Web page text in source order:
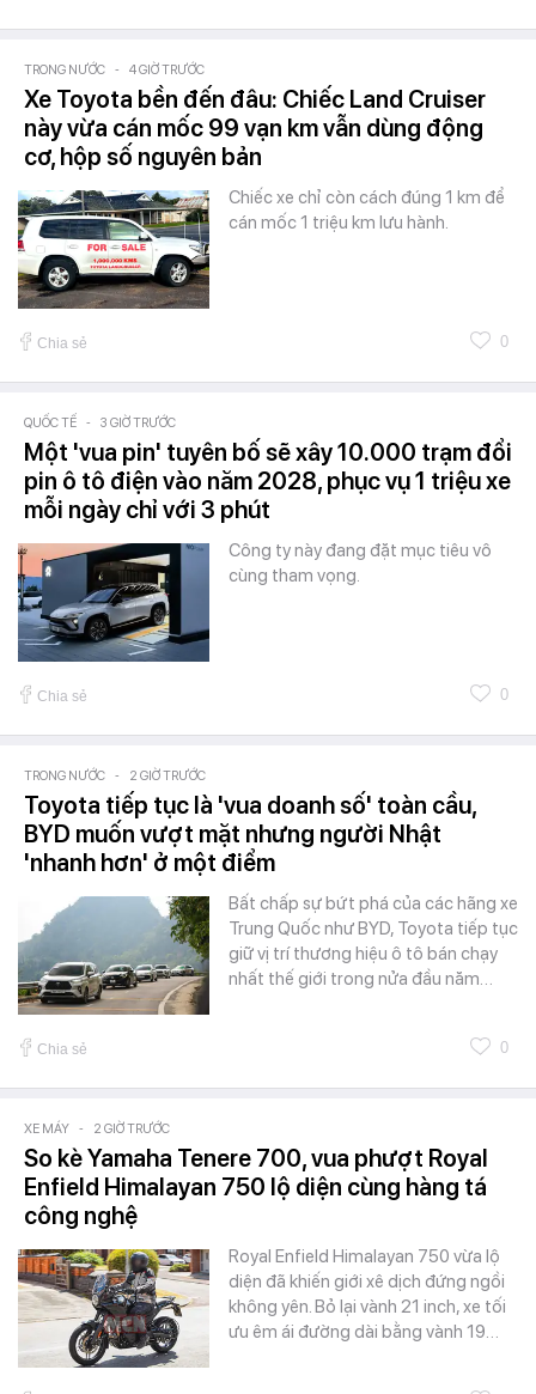
TRONG NƯỚC - 4 GIỜ TRƯỚC
Xe Toyota bền đến đâu: Chiếc Land Cruiser
này vừa cán mốc 99 vạn km vẫn dùng động
cơ, hộp số nguyên bản
Chiếc xe chỉ còn cách đúng 1 km để
cán mốc 1 triệu km lưu hành.
Chia sẻ 0
QUỐC TẾ - 3 GIỜ TRƯỚC
Một 'vua pin' tuyên bố sẽ xây 10.000 trạm đổi
pin ô tô điện vào năm 2028, phục vụ 1 triệu xe
mỗi ngày chỉ với 3 phút
Công ty này đang đặt mục tiêu vô
cùng tham vọng.
Chia sẻ 0
TRONG NƯỚC - 2 GIỜ TRƯỚC
Toyota tiếp tục là 'vua doanh số' toàn cầu,
BYD muốn vượt mặt nhưng người Nhật
'nhanh hơn' ở một điểm
Bất chấp sự bứt phá của các hãng xe
Trung Quốc như BYD, Toyota tiếp tục
giữ vị trí thương hiệu ô tô bán chạy
nhất thế giới trong nửa đầu năm…
Chia sẻ 0
XE MÁY - 2 GIỜ TRƯỚC
So kè Yamaha Tenere 700, vua phượt Royal
Enfield Himalayan 750 lộ diện cùng hàng tá
công nghệ
Royal Enfield Himalayan 750 vừa lộ
diện đã khiến giới xê dịch đứng ngồi
không yên. Bỏ lại vành 21 inch, xe tối
ưu êm ái đường dài bằng vành 19…